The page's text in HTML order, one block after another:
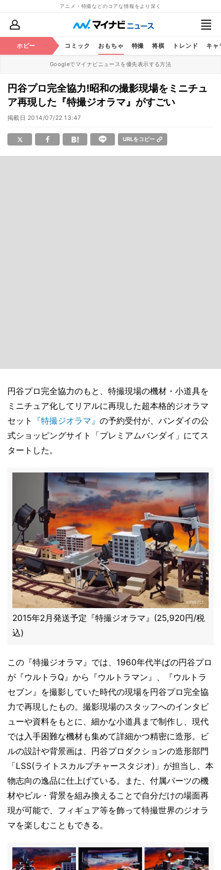
アニメ・特撮などのコアな情報をより深く
ホビー
アニメ コミック おもちゃ 特撮 将棋 トレンド キャ
Googleでマイナビニュースを優先表示する方法
円谷プロ完全協力!昭和の撮影現場をミニチュ
ア再現した『特撮ジオラマ』がすごい
掲載日 2014/07/22 13:47
URLをコピー
円谷プロ完全協力のもと、特撮現場の機材・小道具を
ミニチュア化してリアルに再現した超本格的ジオラマ
セット
『特撮ジオラマ』 の予約受付が、バンダイの公
式ショッピングサイト「プレミアムバンダイ」にてス
タートした。
2015年2月発送予定『特撮ジオラマ』(25,920円/税
込)
この『特撮ジオラマ』では、1960年代半ばの円谷プロ
が『ウルトラQ』から『ウルトラマン』、『ウルトラ
セブン』を撮影していた時代の現場を円谷プロ完全協
力で再現したもの。撮影現場のスタッフへのインタビ
ューや資料をもとに、細かな小道具まで制作し、現代
では入手困難な機材も集めて詳細かつ精密に造形。ビ
ルの設計や背景画は、円谷プロダクションの造形部門
「LSS(ライトスカルプチャースタジオ)」が担当し、本
物志向の逸品に仕上げている。また、付属パーツの機
材やビル・背景を組み換えることで自分だけの場面再
現が可能で、フィギュア等を飾って特撮世界のジオラ
マを楽しむこともできる。